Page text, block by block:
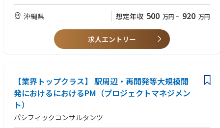
-情報・通信設備：中央監視設備、照明制御設備、電話・LAN・光ファイ
バ配線、拡声・インターホン設備、テレビ共聴設備 等
-発電設備：常用・非常用自家発電設備、蓄電池設備、UPS・CVCF 等
-防災・防犯設備：避雷設備、非常照明設備、防排煙設備、自動火災報知
設備・非常放送設備・誘導灯設備
沖縄県 想定年収 500 万円 ~ 920 万円
求人エントリー
【業界トップクラス】 駅周辺・再開発等大規模開
発におけるにおけるPM（プロジェクトマネジメン
ト）
パシフィックコンサルタンツ